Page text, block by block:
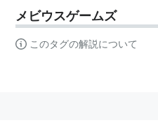
メビウスゲームズ
このタグの解説について